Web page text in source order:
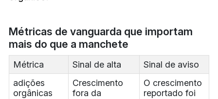
Métricas de vanguarda que importam
mais do que a manchete
Métrica Sinal de alta
Sinal de aviso
adições
orgânicas
Crescimento
fora da
O crescimento
reportado foi